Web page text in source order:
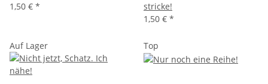
1,50 € *
stricke!
1,50 € *
Auf Lager Top